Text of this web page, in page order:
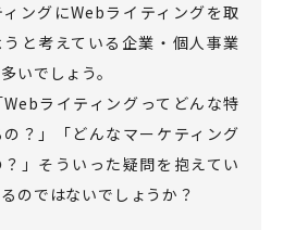
式会社
ングにWebライティングを取
うと考えている企業・個人事業
いでしょう。
ライティングってどんな特
？」「どんなマーケティング
」そういった疑問を抱えてい
のではないでしょうか？